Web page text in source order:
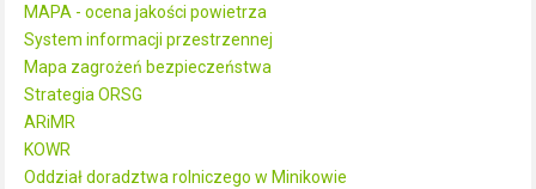
MAPA - ocena jakości powietrza
System informacji przestrzennej
Mapa zagrożeń bezpieczeństwa
Strategia ORSG
ARiMR
KOWR
Oddział doradztwa rolniczego w Minikowie